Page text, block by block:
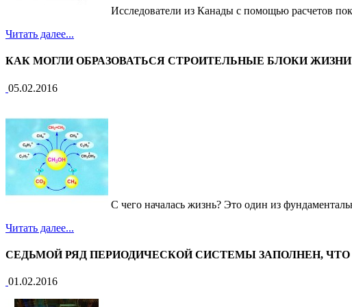
Исследователи из Канады с помощью расчетов
Читать далее...
КАК МОГЛИ ОБРАЗОВАТЬСЯ СТРОИТЕЛЬНЫЕ БЛОКИ
05.02.2016
С чего началась жизнь? Это один из
Читать далее...
СЕДЬМОЙ РЯД ПЕРИОДИЧЕСКОЙ СИСТЕМЫ ЗАПОЛНЕН, ЧТО
01.02.2016